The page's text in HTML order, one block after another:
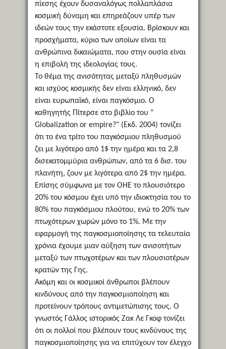
πίεσης έχουν δυσαναλόγως πολλαπλάσια
κοσμική δύναμη και επηρεάζουν υπέρ των
ιδεών τους την εκάστοτε εξουσία. Βρίσκουν και
προσχήματα, κύριο των οποίων είναι τα
ανθρώπινα δικαιώματα, που στην ουσία είναι
η επιβολή της ιδεολογίας τους.
Το θέμα της ανισότητας μεταξύ πληθυσμών
και ισχύος κοσμικής δεν είναι ελληνικό, δεν
είναι ευρωπαϊκό, είναι παγκόσμιο. Ο
καθηγητής Πίτερσε στο βιβλίο του "
Globalization or empire?" (Εκδ. 2004) τονίζει
ότι το ένα τρίτο του παγκόσμιου πληθυσμού
ζει με λιγότερο από 1$ την ημέρα και τα 2,8
δισεκατομμύρια ανθρώπων, από τα 6 δισ. του
πλανήτη, ζουν με λιγότερα από 2$ την ημέρα.
Επίσης σύμφωνα με τον ΟΗΕ το πλουσιότερο
20% του κόσμου έχει υπό την ιδιοκτησία του το
80% του παγκόσμιου πλούτου, ενώ το 20% των
πτωχότερων χωρών μόνο το 1%. Με την
εφαρμογή της παγκοσμιοποίησης τα τελευταία
χρόνια έχουμε μιαν αύξηση των ανισοτήτων
μεταξύ των πτωχοτέρων και των πλουσιοτέρων
κρατών της Γης.
Ακόμη και οι κοσμικοί άνθρωποι βλέπουν
κινδύνους από την παγκοσμιοποίηση και
προτείνουν τρόπους αντιμετώπισης τους. Ο
γνωστός Γάλλος ιστορικός Ζακ Λε Γκοφ τονίζει
ότι οι πολλοί που βλέπουν τους κινδύνους της
παγκοσμιοποίησης για να επιτύχουν τον έλεγχο